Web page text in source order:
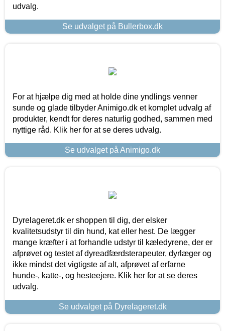
udvalg.
Se udvalget på Bullerbox.dk
For at hjælpe dig med at holde dine yndlings venner
sunde og glade tilbyder Animigo.dk et komplet udvalg af
produkter, kendt for deres naturlig godhed, sammen med
nyttige råd. Klik her for at se deres udvalg.
Se udvalget på Animigo.dk
Dyrelageret.dk er shoppen til dig, der elsker
kvalitetsudstyr til din hund, kat eller hest. De lægger
mange kræfter i at forhandle udstyr til kæledyrene, der er
afprøvet og testet af dyreadfærdsterapeuter, dyrlæger og
ikke mindst det vigtigste af alt, afprøvet af erfarne
hunde-, katte-, og hesteejere. Klik her for at se deres
udvalg.
Se udvalget på Dyrelageret.dk